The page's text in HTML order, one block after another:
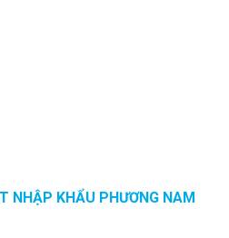
NHẬP KHẨU PHƯƠNG NAM